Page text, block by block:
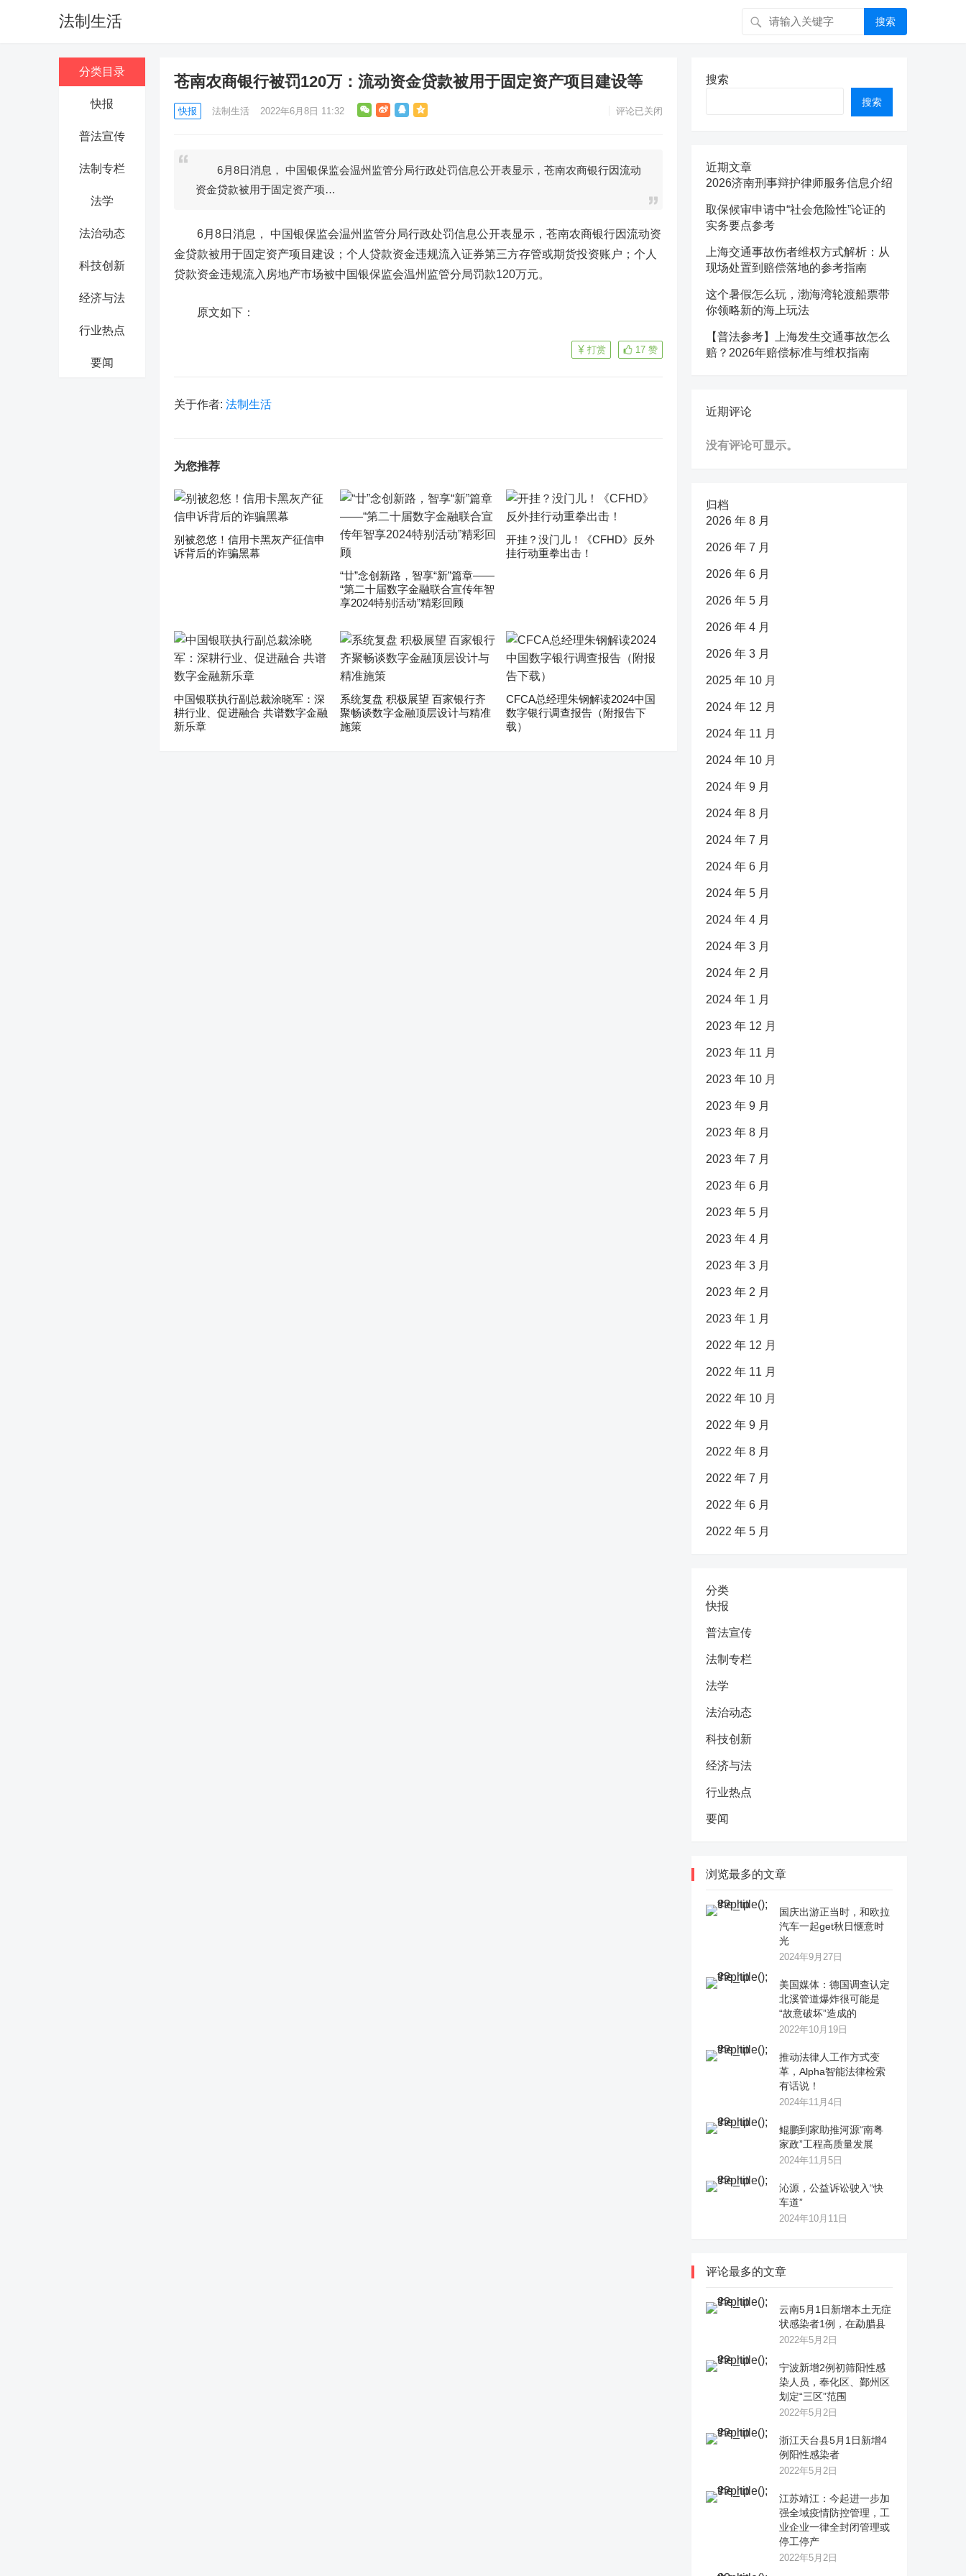
法制生活 搜索
分类目录
快报
普法宣传
法制专栏
法学
法治动态
科技创新
经济与法
行业热点
要闻
苍南农商银行被罚120万：流动资金贷款被用于固定资产项目建设等
快报 法制生活 2022年6月8日 11:32 评论已关闭
6月8日消息， 中国银保监会温州监管分局行政处罚信息公开表显示，苍南农商银行因流动
资金贷款被用于固定资产项…
6月8日消息， 中国银保监会温州监管分局行政处罚信息公开表显示，苍南农商银行因流动资
金贷款被用于固定资产项目建设；个人贷款资金违规流入证券第三方存管或期货投资账户；个人
贷款资金违规流入房地产市场被中国银保监会温州监管分局罚款120万元。
原文如下：
17 赞
打赏
关于作者: 法制生活
为您推荐
别被忽悠！信用卡黑灰产征信申
诉背后的诈骗黑幕
“廿”念创新路，智享“新”篇章——
“第二十届数字金融联合宣传年智
享2024特别活动”精彩回顾
开挂？没门儿！《CFHD》反外
挂行动重拳出击！
中国银联执行副总裁涂晓军：深
耕行业、促进融合 共谱数字金融
新乐章
系统复盘 积极展望 百家银行齐
聚畅谈数字金融顶层设计与精准
施策
CFCA总经理朱钢解读2024中国
数字银行调查报告（附报告下
载）
搜索
搜索
近期文章
2026济南刑事辩护律师服务信息介绍
取保候审申请中“社会危险性”论证的
实务要点参考
上海交通事故伤者维权方式解析：从
现场处置到赔偿落地的参考指南
这个暑假怎么玩，渤海湾轮渡船票带
你领略新的海上玩法
【普法参考】上海发生交通事故怎么
赔？2026年赔偿标准与维权指南
近期评论
没有评论可显示。
归档
2026 年 8 月
2026 年 7 月
2026 年 6 月
2026 年 5 月
2026 年 4 月
2026 年 3 月
2025 年 10 月
2024 年 12 月
2024 年 11 月
2024 年 10 月
2024 年 9 月
2024 年 8 月
2024 年 7 月
2024 年 6 月
2024 年 5 月
2024 年 4 月
2024 年 3 月
2024 年 2 月
2024 年 1 月
2023 年 12 月
2023 年 11 月
2023 年 10 月
2023 年 9 月
2023 年 8 月
2023 年 7 月
2023 年 6 月
2023 年 5 月
2023 年 4 月
2023 年 3 月
2023 年 2 月
2023 年 1 月
2022 年 12 月
2022 年 11 月
2022 年 10 月
2022 年 9 月
2022 年 8 月
2022 年 7 月
2022 年 6 月
2022 年 5 月
分类
快报
普法宣传
法制专栏
法学
法治动态
科技创新
经济与法
行业热点
要闻
浏览最多的文章
国庆出游正当时，和欧拉
汽车一起get秋日惬意时
光
2024年9月27日
美国媒体：德国调查认定
北溪管道爆炸很可能是
“故意破坏”造成的
2022年10月19日
推动法律人工作方式变
革，Alpha智能法律检索
有话说！
2024年11月4日
鲲鹏到家助推河源“南粤
家政”工程高质量发展
2024年11月5日
沁源，公益诉讼驶入“快
车道”
2024年10月11日
评论最多的文章
云南5月1日新增本土无症
状感染者1例，在勐腊县
2022年5月2日
宁波新增2例初筛阳性感
染人员，奉化区、鄞州区
划定“三区”范围
2022年5月2日
浙江天台县5月1日新增4
例阳性感染者
2022年5月2日
江苏靖江：今起进一步加
强全域疫情防控管理，工
业企业一律全封闭管理或
停工停产
2022年5月2日